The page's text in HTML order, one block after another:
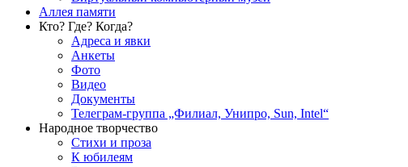
Аллея памяти
Кто? Где? Когда?
Адреса и явки
Анкеты
Фото
Видео
Документы
Телеграм-группа „Филиал, Унипро, Sun, Intel“
Народное творчество
Стихи и проза
К юбилеям